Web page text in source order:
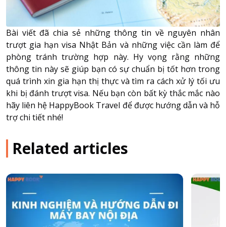
Bài viết đã chia sẻ những thông tin về nguyên nhân
trượt gia hạn visa Nhật Bản và những việc cần làm để
phòng tránh trường hợp này. Hy vọng rằng những
thông tin này sẽ giúp bạn có sự chuẩn bị tốt hơn trong
quá trình xin gia hạn thị thực và tìm ra cách xử lý tối ưu
khi bị đánh trượt visa. Nếu bạn còn bất kỳ thắc mắc nào
hãy liên hệ HappyBook Travel để được hướng dẫn và hỗ
trợ chi tiết nhé!
Related articles